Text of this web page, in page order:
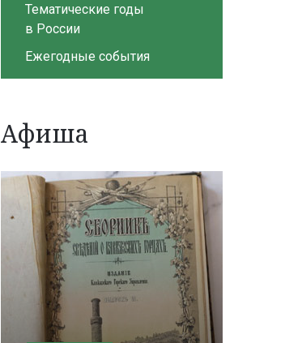
Тематические годы
в России
Ежегодные события
Афиша